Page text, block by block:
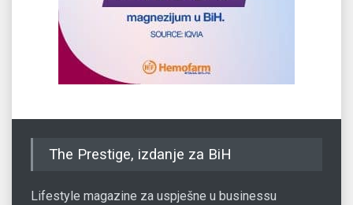
The Prestige, izdanje za BiH
Lifestyle magazine za uspješne u businessu